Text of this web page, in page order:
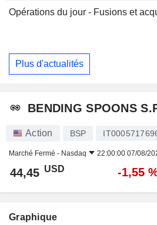
Opérations du jour - Fusions et
Plus d'actualités
BENDING SPOONS
Action BSP
Marché Fermé - Nasdaq 22:00:00 07/08/
44,45 USD -1,55
Graphique